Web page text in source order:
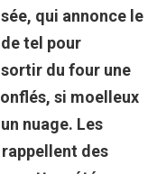
qui annonce le
tel pour
du four une
si moelleux
nuage. Les
des